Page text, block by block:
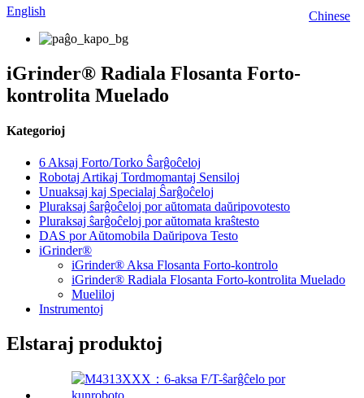
Chinese
English
iGrinder® Radiala Flosanta Forto-
kontrolita Muelado
Kategorioj
6 Aksaj Forto/Torko Ŝarĝoĉeloj
Robotaj Artikaj Tordmomantaj Sensiloj
Unuaksaj kaj Specialaj Ŝarĝoĉeloj
Pluraksaj ŝarĝoĉeloj por aŭtomata daŭripovotesto
Pluraksaj ŝarĝoĉeloj por aŭtomata kraŝtesto
DAS por Aŭtomobila Daŭripova Testo
iGrinder®
iGrinder® Aksa Flosanta Forto-kontrolo
iGrinder® Radiala Flosanta Forto-kontrolita Muelado
Mueliloj
Instrumentoj
Elstaraj produktoj